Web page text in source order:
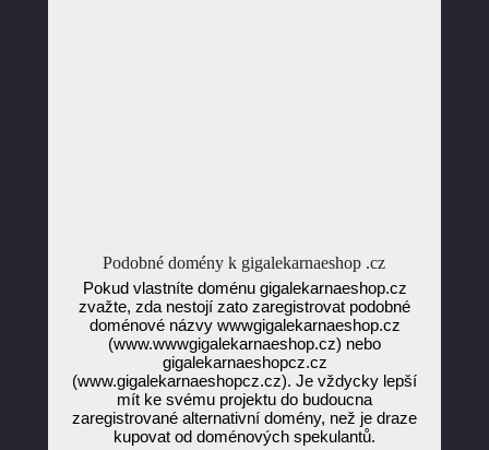
Podobné domény k gigalekarnaeshop .cz
Pokud vlastníte doménu gigalekarnaeshop.cz
zvažte, zda nestojí zato zaregistrovat podobné
doménové názvy wwwgigalekarnaeshop.cz
(www.wwwgigalekarnaeshop.cz) nebo
gigalekarnaeshopcz.cz
(www.gigalekarnaeshopcz.cz). Je vždycky lepší
mít ke svému projektu do budoucna
zaregistrované alternativní domény, než je draze
kupovat od doménových spekulantů.